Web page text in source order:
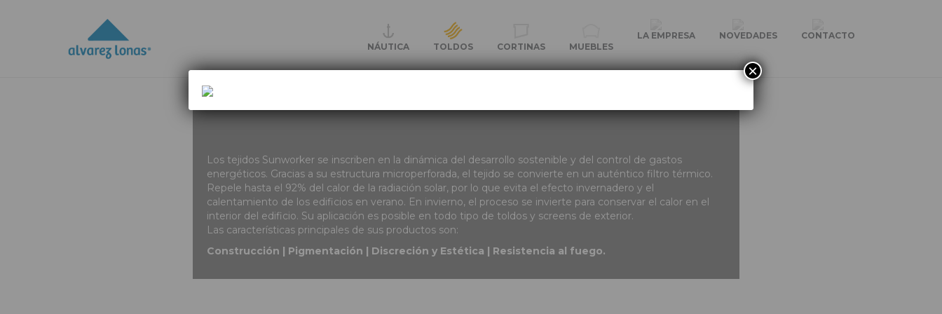
NÁUTICA TOLDOS CORTINAS MUEBLES
LA EMPRESA NOVEDADES CONTACTO
Los tejidos Sunworker se inscriben en la dinámica del desarrollo sostenible y del control de gastos
energéticos. Gracias a su estructura microperforada, el tejido se convierte en un auténtico filtro térmico.
Repele hasta el 92% del calor de la radiación solar, por lo que evita el efecto invernadero y el
calentamiento de los edificios en verano. En invierno, el proceso se invierte para conservar el calor en el
interior del edificio. Su aplicación es posible en todo tipo de toldos y screens de exterior.
Las características principales de sus productos son:
Construcción | Pigmentación | Discreción y Estética | Resistencia al fuego.
×